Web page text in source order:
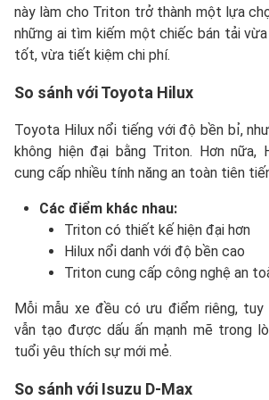
này làm cho Triton trở thành một lựa
những ai tìm kiếm một chiếc bán tải vừa
tốt, vừa tiết kiệm chi phí.
So sánh với Toyota Hilux
Toyota Hilux nổi tiếng với độ bền bỉ,
không hiện đại bằng Triton. Hơn nữa,
cung cấp nhiều tính năng an toàn tiên
Các điểm khác nhau:
Triton có thiết kế hiện đại hơn
Hilux nổi danh với độ bền cao
Triton cung cấp công nghệ an
Mỗi mẫu xe đều có ưu điểm riêng, tuy
vẫn tạo được dấu ấn mạnh mẽ trong
tuổi yêu thích sự mới mẻ.
So sánh với Isuzu D-Max